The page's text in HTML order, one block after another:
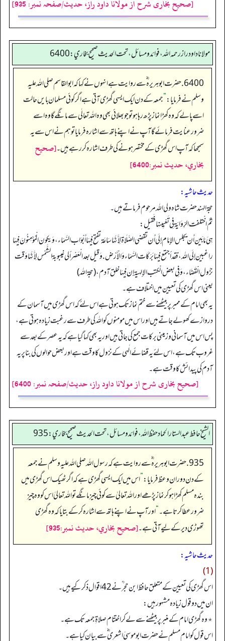
[صحیح بخاری شرح از مولانا داود راز، حدیث/صفحہ نمبر: 935]
مولانا داود راز رحمه الله، فوائد و مسائل، تحت الحديث صحيح بخاري: 6400
6400. حضرت ابو ہریرہ ؓ سے روایت ہے انہوں نے کہا کہ ابو القاسم صلی اللہ علیہ
وسلم نے فرمایا:”جمعہ کے دن ایک ایسی گھڑی آتی ہے اگر کوئی مسلمان بایں حالت
اسے پالے کہ وہ کھڑا نماز پڑھ رہا ہو تو جو بھلائی بھی وہ اللہ تعالٰی سے مانگے گا وہ اسے
ضرور عنایت فرمائےگا آپ نےاپنے ہاتھ سے اشارہ فرمایا تو ہم نے اس سے یہ
سمجھا کہ آپ اس گھڑی کے مختصر ہونے کی طرف اشارہ کر رہے ہیں۔[صحيح
بخاري، حديث نمبر:6400]
حدیث حاشیہ:
حجۃ الہند حضرت شاہ ولی اللہ مرحوم فرماتے ہیں۔
ثمَّ اخْتلفت الرِّوَايَة فِي تَعْيِينهَا فَقيل:
هِيَ مَا بَين أَن يجلس الإِمَام إِلَى أَن تقضى الصَّلَاة لِأَنَّهَا سَاعَة تفتح فِيهَا أَبْوَاب السَّمَاء، وَيكون الْمُؤْمِنُونَ فِيهَا
راغبين إِلَى الله، فقد أجتمع فِيهَا بَرَكَات السَّمَاء وَالْأَرْض. وَقيل بعد الْعَصْر ألى غيبوبة الشَّمْس لِأَنَّهَا وَقت
نزُول الْقَضَاء، وَفِي بعض الْكتب الإلهية إِن فِيهَا خلق آدم، (حجة اللہ)
یعنی اس گھڑی کی تعیین میں اختلاف ہے۔
یہ بھی امام کے ممبر پر بیٹھنے سے ختم نماز تک ہوتی ہے اس لئے کہ اس گھڑی میں آسمان کے
دروازے کھولے جاتے ہیں اور اس میں مومنوں کو اللہ کی طرف سے رغبت زیادہ ہوتی ہے،
پس اس میں آسمانی وزمینی برکات جمع کی جاتی ہیں اور یہ بھی کہا گیا ہے کہ یہ عصر کے بعد سے
غروب تک ہے، اس لئے یہ قضائے الٰہی کے نزول کا وقت ہے اور بعض حوالوں کی بنا پر یہ
آدم کی پیدائش کا وقت ہے۔
[صحیح بخاری شرح از مولانا داود راز، حدیث/صفحہ نمبر: 6400]
الشيخ حافط عبدالستار الحماد حفظ الله، فوائد و مسائل، تحت الحديث صحيح بخاري:935
935. حضرت ابوہریرہ ؓ سے روایت ہے کہ رسول اللہ صلی اللہ علیہ وسلم نے جمعہ
کے دن دوران وعظ فرمایا:”اس میں ایک ایسی گھڑی ہے کہ اگر ٹھیک اس گھڑی میں
بندہ مسلم کھڑا ہو کر نماز پڑھے اور اللہ تعالیٰ سے کوئی چیز مانگے تو اللہ تعالیٰ اس کو وہ چیز
ضرور عطا کرتا ہے۔“اور آپ نے اپنے ہاتھ سے اشارہ کر کے بتایا کہ وہ گھڑی
تھوڑی دیر کے لیے آتی ہے۔[صحيح بخاري، حديث نمبر:935]
حدیث حاشیہ:
(1)
اس گھڑی کی تعیین کے متعلق حافظ ابن حجر ؒ نے 42 اقوال ذکر کیے ہیں۔
ان میں دو قول زیادہ مشہور ہیں:
٭ وہ گھڑی امام کے منبر پر بیٹھنے سے لے کر اختتام صلاۃِ جمعہ تک ہے۔
اس قول کو امام مسلم نے حضرت ابو موسیٰ اشعری ؓ سے بیان کیا ہے۔